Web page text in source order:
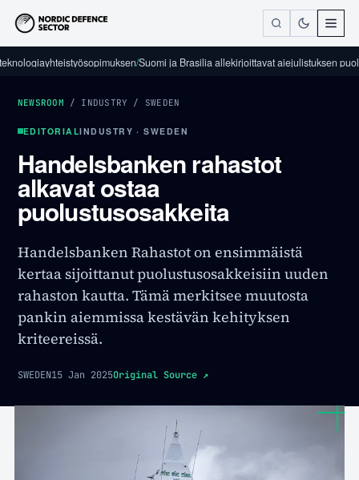
/Suomi ja Brasilia allekirjoittavat aiejulistuksen
NEWSROOM / INDUSTRY / SWEDEN
EDITORIALINDUSTRY · SWEDEN
Handelsbanken rahastot
alkavat ostaa
puolustusosakkeita
Handelsbanken Rahastot on ensimmäistä
kertaa sijoittanut puolustusosakkeisiin uuden
rahaston kautta. Tämä merkitsee muutosta
pankin aiemmissa kestävän kehityksen
kriteereissä.
SWEDEN15 Jan 2025Original Source ↗